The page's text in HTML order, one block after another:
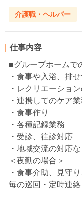
介護職・ヘルパー
仕事内容
■グループホームで
・食事や入浴、排
・レクリエーショ
・連携してのケア
・食事作り
・各種記録業務
・受診、往診対応
・地域交流の対応
＜夜勤の場合＞
・食事介助、見守
毎の巡回・定時連